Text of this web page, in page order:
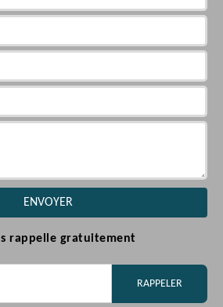
rappelle gratuitement